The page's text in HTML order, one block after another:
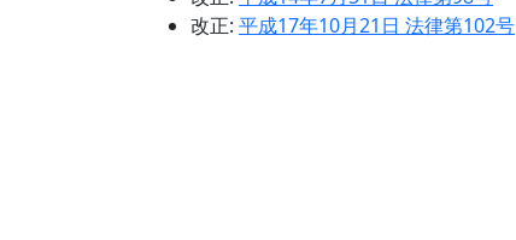
改正: 平成17年10月21日 法律第102号